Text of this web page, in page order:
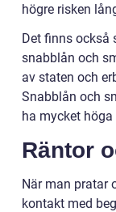
högre risken
Det finns också
snabblån och
av staten och
Snabblån och
ha mycket
Räntor
När man pratar
kontakt med